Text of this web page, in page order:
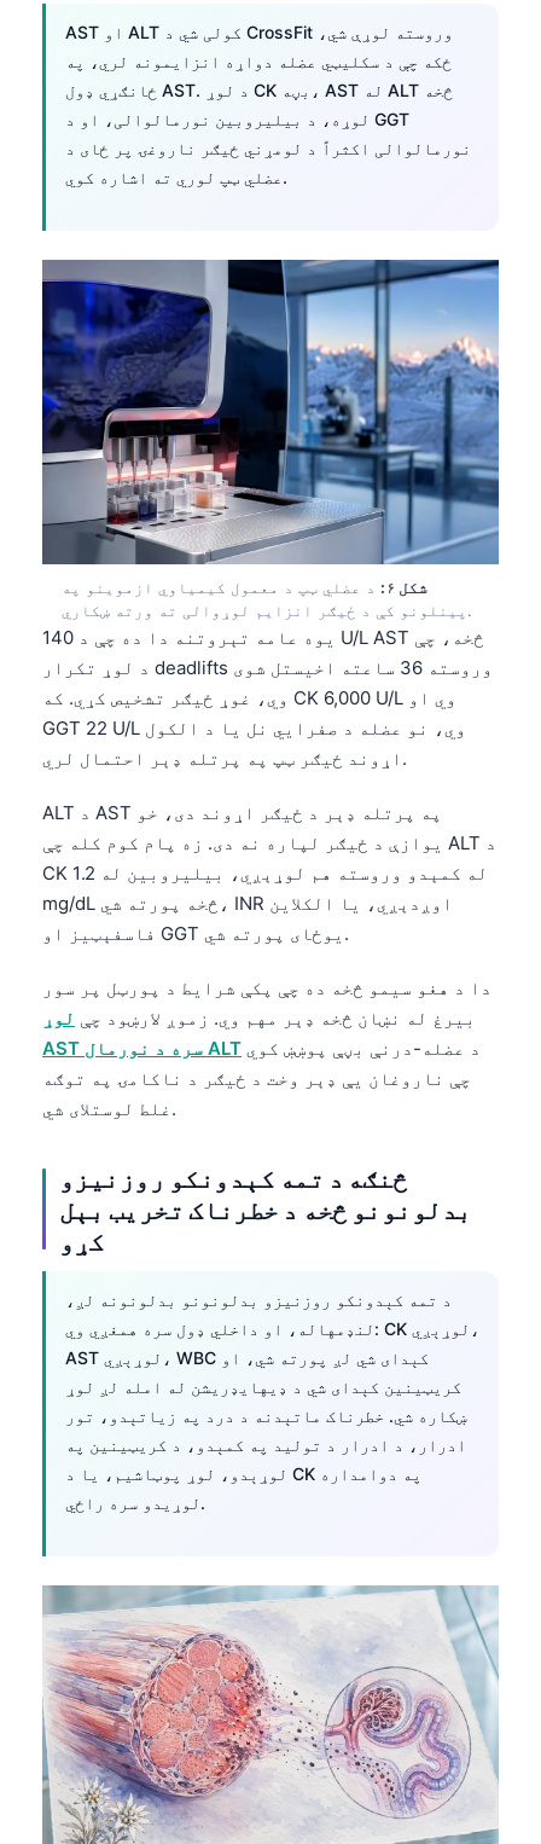
AST او ALT کولی شي د CrossFit وروسته لوړې شي،
ځکه چې د سکلیټي عضله دواړه انزایمونه لري، په
ځانګړي ډول AST. د لوړ CK بڼه، AST له ALT څخه
لوړه، د بیلیروبین نورمالوالی، او د GGT
نورمالوالی اکثراً د لومړني ځیګر ناروغۍ پر ځای د
عضلي ټپ لوري ته اشاره کوي.
شکل ۶:
د عضلي ټپ د معمول کیمیاوي ازموینو په
پینلونو کې د ځیګر انزایم لوړوالی ته ورته ښکاري.
یوه عامه تېروتنه دا ده چې د 140 U/L AST څخه، چې
د لوړ تکرار deadlifts وروسته 36 ساعته اخیستل شوی
وي، غوړ ځیګر تشخیص کړي. که CK 6,000 U/L وي او
GGT 22 U/L وي، نو عضله د صفرايي نل یا د الکول
اړوند ځیګر ټپ په پرتله ډېر احتمال لري.
ALT د AST په پرتله ډېر د ځیګر اړوند دی، خو
یوازې د ځیګر لپاره نه دی. زه پام کوم کله چې ALT د
CK له کمېدو وروسته هم لوړېږي، بیلیروبین له 1.2
mg/dL څخه پورته شي، INR اوږدېږي، یا الکلاین
فاسفېټیز او GGT یوځای پورته شي.
دا د هغو سیمو څخه ده چې پکې شرایط د پورټل پر سور
بیرغ له نښان څخه ډېر مهم وي. زموږ لارښود چې لوړ
AST سره د نورمال ALT
چې ناروغان یې ډېر وخت د ځیګر د ناکامۍ په توګه
غلط لوستلای شي.
څنګه د تمه کېدونکو روزنیزو
بدلونونو څخه د خطرناک تخریب بېل
کړو
د تمه کېدونکو روزنیزو بدلونونو بدلونونه لږ،
لنډمهاله، او داخلي ډول سره همغږي وي: CK لوړېږي،
AST لوړېږي، WBC کېدای شي لږ پورته شي، او
کریټینین کېدای شي د ډیهایډریشن له امله لږ لوړ
ښکاره شي. خطرناک ماتېدنه د درد په زیاتېدو، تور
ادرار، د ادرار د تولید په کمېدو، د کریټینین په
لوړېدو، لوړ پوټاشیم، یا د CK په دوامداره
لوړیدو سره راځي.
বাংলা
اردو
मराठी
తెలుగు
தமிழ்
ગુજરાતી
Bahasa Melayu
Tiếng Việt
Tagalog
ဗမာစာ
ភាសាខ្មែរ
አማርኛ
Українська
Қазақ тілі
Suomi
Hrvatski
Slovenčina
كوردی‎
سنڌي
සිංහල
Galego
Latviešu valoda
Македонски јазик
Euskara
Gàidhlig
Occitan
العربية المغربية
Afrikaans
Монгол
ພາສາລາວ
Basa Jawa
Cebuano
ئۇيغۇرچە
Татар теле
Беларуская мова
Esperanto
Frysk
Ślōnskŏ gŏdka